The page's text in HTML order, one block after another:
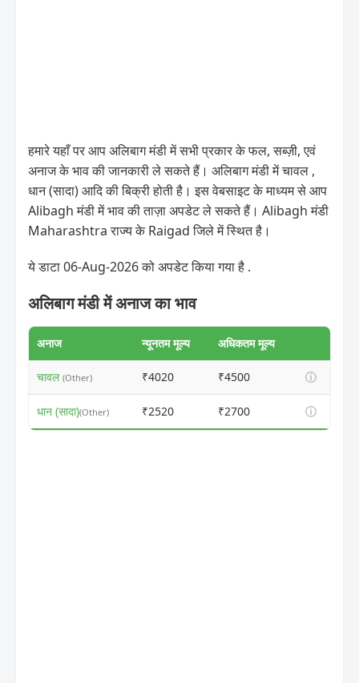
हमारे यहाँ पर आप अलिबाग मंडी में सभी प्रकार के फल, सब्ज़ी, एवं
अनाज के भाव की जानकारी ले सकते हैं। अलिबाग मंडी में चावल ,
धान (सादा) आदि की बिक्री होती है। इस वेबसाइट के माध्यम से आप
Alibagh मंडी में भाव की ताज़ा अपडेट ले सकते हैं। Alibagh मंडी
Maharashtra राज्य के Raigad जिले में स्थित है।
ये डाटा 06-Aug-2026 को अपडेट किया गया है .
अलिबाग मंडी में अनाज का भाव
अनाज न्यूनतम मूल्य अधिकतम मूल्य
चावल (Other) ₹4020 ₹4500 ⓘ
धान (सादा)(Other) ₹2520 ₹2700 ⓘ